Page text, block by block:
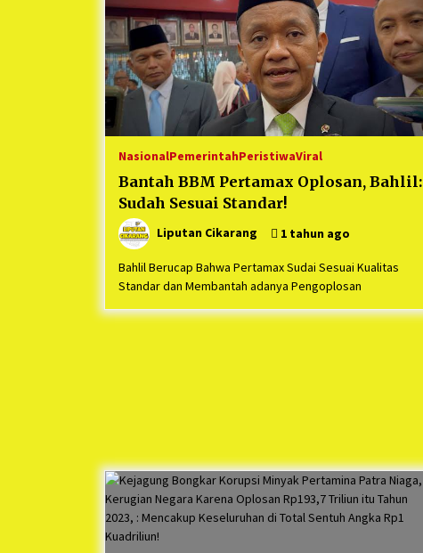
1 tahun ago
Ucapan Terimakasih Ketua Umum
Jurpala Indonesia dan KOSMI
Indonesia Atas Respon Cepat Polres
Metro Bekasi dan Polsek Cikarang
Timur yang Tangkap Oknum Ormas
Terkait Pengusiran Pendirian Posko
1 tahun ago
NasionalPemerintahPeristiwaViral
Bantah BBM Pertamax Oplosan, Bahlil:
Sudah Sesuai Standar!
Liputan Cikarang 1 tahun ago
Bahlil Berucap Bahwa Pertamax Sudai Sesuai Kualitas
Standar dan Membantah adanya Pengoplosan